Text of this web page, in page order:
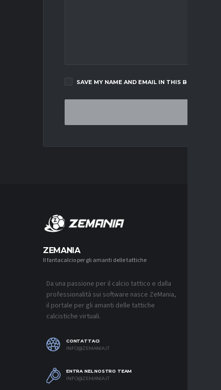
SAVE MY NAME AND EMAIL IN THIS BROWSER
ZEMANIA
Il fantacalcio per gli amanti delle tattiche
Da una passione per il calcio tattico e dalla
professionalità sui software nasce ZeMania,
il portale per gli amanti delle tattiche
calcistiche virtuali.
CONTATTACI
INFO@ZEMANIA.IT
ENTRA NEL NOSTRO TEAM
INFO@ZEMANIA.IT